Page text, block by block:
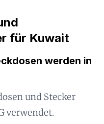
für Kuwait
werden in
und Stecker
verwendet.